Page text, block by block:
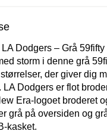
Dodgers – Grå
storm i denne grå
der giver dig
LA Dodgers er flot
Era-logoet broderet
grå på oversiden og
kasket.